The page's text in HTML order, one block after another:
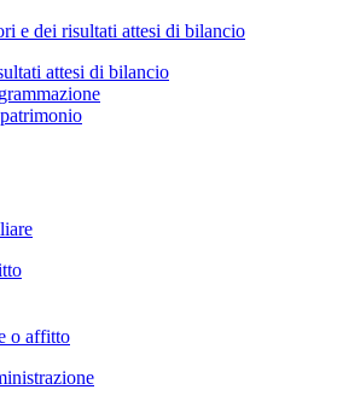
e dei risultati attesi di bilancio
attesi di bilancio
o affitto